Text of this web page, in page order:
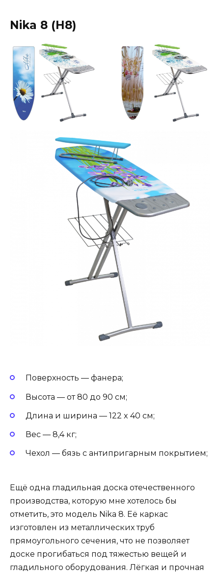
Nika 8 (Н8)
Поверхность — фанера;
Высота — от 80 до 90 см;
Длина и ширина — 122 x 40 см;
Вес — 8,4 кг;
Чехол — бязь с антипригарным покрытием;
Ещё одна гладильная доска отечественного
производства, которую мне хотелось бы
отметить, это модель Nika 8. Её каркас
изготовлен из металлических труб
прямоугольного сечения, что не позволяет
доске прогибаться под тяжестью вещей и
гладильного оборудования. Лёгкая и прочная